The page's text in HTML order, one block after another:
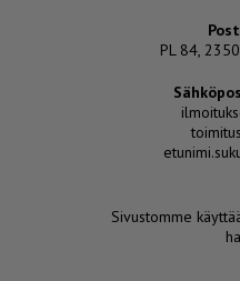
PL 84,
Sivustomme